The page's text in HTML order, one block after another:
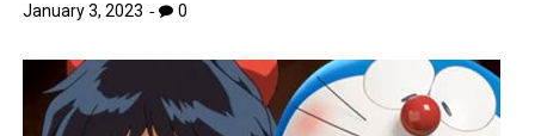
January 3, 2023 0